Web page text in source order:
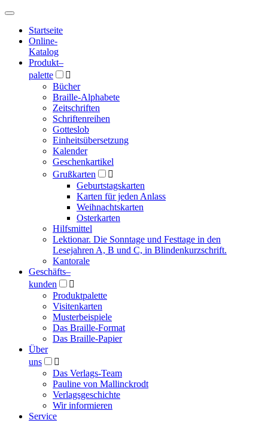
Hauptmenü
Hauptmenü
Startseite
Online-
Katalog
Produkt–
palette

Bücher
Braille-Alphabete
Zeitschriften
Schriftenreihen
Gotteslob
Einheitsübersetzung
Kalender
Geschenkartikel
Grußkarten

Geburtstagskarten
Karten für jeden Anlass
Weihnachtskarten
Osterkarten
Hilfsmittel
Lektionar. Die Sonntage und Festtage in den
Lesejahren A, B und C, in Blindenkurzschrift.
Kantorale
Geschäfts­–
kunden

Produktpalette
Visitenkarten
Musterbeispiele
Das Braille-Format
Das Braille-Papier
Über
uns

Das Verlags-Team
Pauline von Mallinckrodt
Verlagsgeschichte
Wir informieren
Service